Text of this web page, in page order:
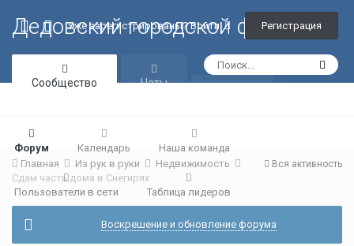
Дедовский городской форум
Уже зарегистрированы? Войти Регистрация
Сообщество
Форум Календарь Наша команда
Пользователи в сети Таблица лидеров
Чаты
Вся активность
Главная Из рук в руки
Недвижимость
Сдам часть дома в Снегирях
Воскрешение и обновление форума